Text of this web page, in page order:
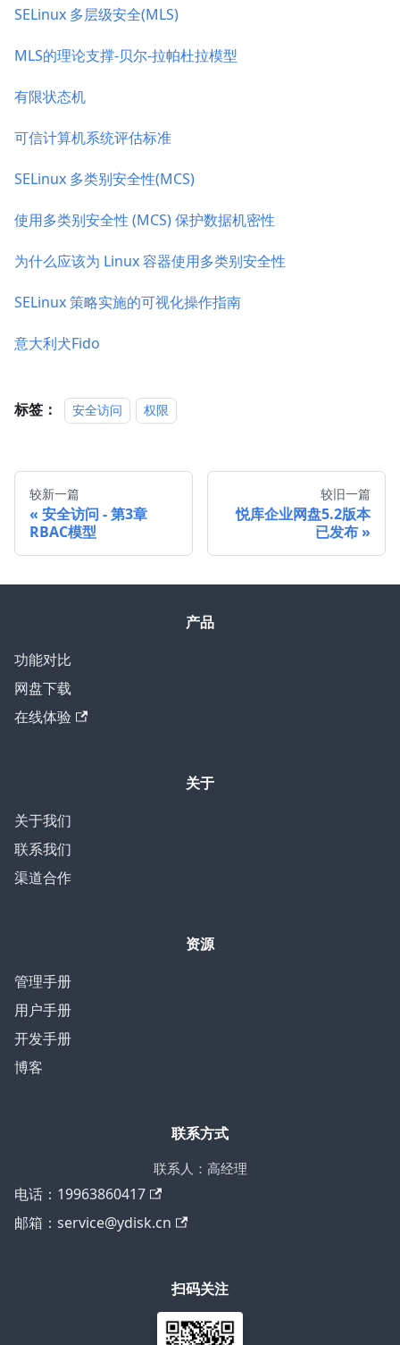
SELinux 多层级安全(MLS)
MLS的理论支撑-贝尔-拉帕杜拉模型
有限状态机
可信计算机系统评估标准
SELinux 多类别安全性(MCS)
使用多类别安全性 (MCS) 保护数据机密性
为什么应该为 Linux 容器使用多类别安全性
SELinux 策略实施的可视化操作指南
意大利犬Fido
标签： 安全访问 权限
较新一篇
安全访问 - 第3章
RBAC模型
较旧一篇
悦库企业网盘5.2版本
已发布
产品
功能对比
网盘下载
在线体验
关于
关于我们
联系我们
渠道合作
资源
管理手册
用户手册
开发手册
博客
联系方式
联系人：高经理
电话：19963860417
邮箱：service@ydisk.cn
扫码关注